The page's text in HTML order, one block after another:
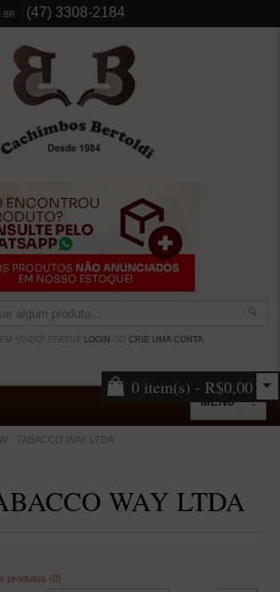
(47) 3308-2184
VINDO! EFETUE LOGIN CRIE UMA CONTA.
0 item(s) - R$0,00
MENU
- TABACCO WAY LTDA
WAY LTDA
produtos (0)